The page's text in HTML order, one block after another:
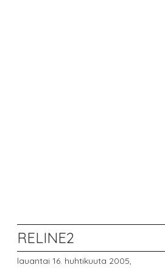
RELINE2
lauantai 16. huhtikuuta 2005,